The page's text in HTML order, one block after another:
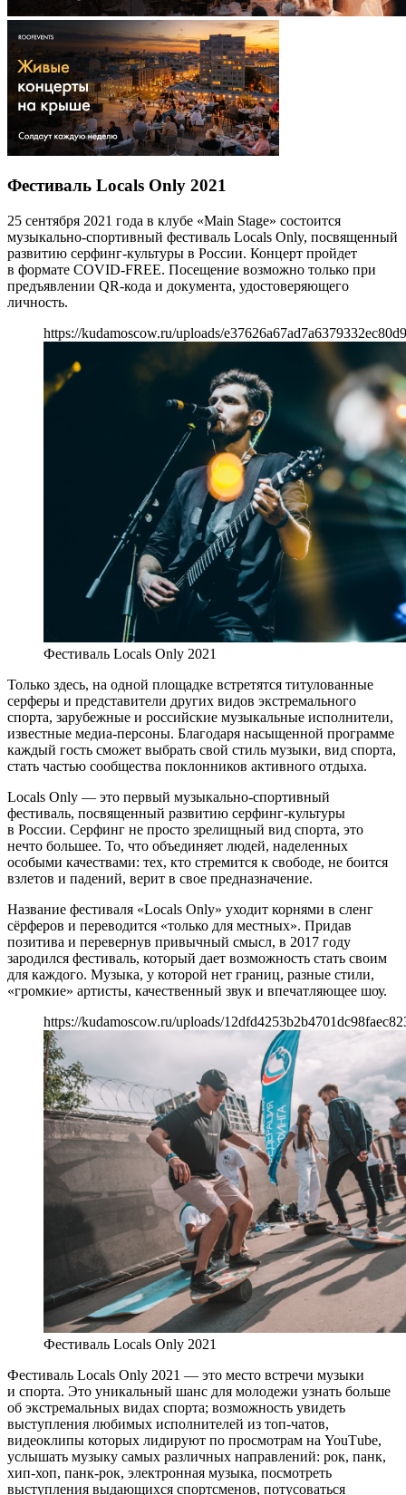
Фестиваль Locals Only 2021
25 сентября 2021 года в клубе «Main Stage» состоится
музыкально-спортивный фестиваль Locals Only, посвященный
развитию серфинг-культуры в России. Концерт пройдет
в формате COVID-FREE. Посещение возможно только при
предъявлении QR-кода и документа, удостоверяющего
личность.
https://kudamoscow.ru/uploads/
Фестиваль Locals Only 2021
Только здесь, на одной площадке встретятся титулованные
серферы и представители других видов экстремального
спорта, зарубежные и российские музыкальные исполнители,
известные медиа-персоны. Благодаря насыщенной программе
каждый гость сможет выбрать свой стиль музыки, вид спорта,
стать частью сообщества поклонников активного отдыха.
Locals Only — это первый музыкально-спортивный
фестиваль, посвященный развитию серфинг-культуры
в России. Серфинг не просто зрелищный вид спорта, это
нечто большее. То, что объединяет людей, наделенных
особыми качествами: тех, кто стремится к свободе, не боится
взлетов и падений, верит в свое предназначение.
Название фестиваля «Locals Only» уходит корнями в сленг
сёрферов и переводится «только для местных». Придав
позитива и перевернув привычный смысл, в 2017 году
зародился фестиваль, который дает возможность стать своим
для каждого. Музыка, у которой нет границ, разные стили,
«громкие» артисты, качественный звук и впечатляющее шоу.
https://kudamoscow.ru/uploads/
Фестиваль Locals Only 2021
Фестиваль Locals Only 2021 — это место встречи музыки
и спорта. Это уникальный шанс для молодежи узнать больше
об экстремальных видах спорта; возможность увидеть
выступления любимых исполнителей из топ-чатов,
видеоклипы которых лидируют по просмотрам на YouТube,
услышать музыку самых различных направлений: рок, панк,
хип-хоп, панк-рок, электронная музыка, посмотреть
выступления выдающихся спортсменов, потусоваться